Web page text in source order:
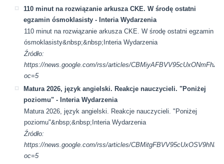
110 minut na rozwiązanie arkusza CKE. W środę ostatni
egzamin ósmoklasisty - Interia Wydarzenia
110 minut na rozwiązanie arkusza CKE. W środę ostatni egzamin
ósmoklasisty&nbsp;&nbsp;Interia Wydarzenia
Źródło:
https://news.google.com/rss/articles/
oc=5
Matura 2026, język angielski. Reakcje nauczycieli. "Poniżej
poziomu" - Interia Wydarzenia
Matura 2026, język angielski. Reakcje nauczycieli. "Poniżej
poziomu"&nbsp;&nbsp;Interia Wydarzenia
Źródło:
https://news.google.com/rss/articles/
oc=5